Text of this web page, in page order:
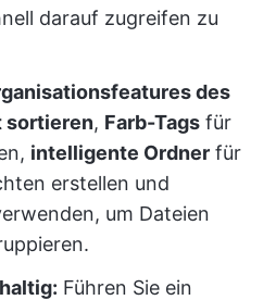
darauf zugreifen zu
des
sortieren, Farb-Tags für
intelligente Ordner für
erstellen und
um Dateien
Führen Sie ein